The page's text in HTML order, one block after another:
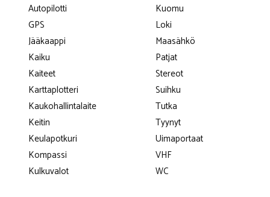
Autopilotti
GPS
Jääkaappi
Kaiku
Kaiteet
Karttaplotteri
Kaukohallintalaite
Keitin
Keulapotkuri
Kompassi
Kulkuvalot
Kuomu
Loki
Maasähkö
Patjat
Stereot
Suihku
Tutka
Tyynyt
Uimaportaat
VHF
WC